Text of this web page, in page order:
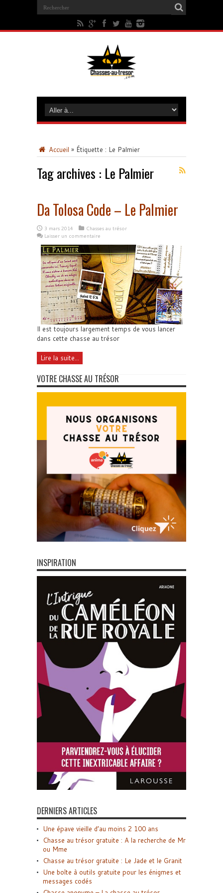
Accueil » Étiquette : Le Palmier
Tag archives : Le Palmier
Da Tolosa Code – Le Palmier
3 mars 2014
Chasses au trésor
Laisser un commentaire
Il est toujours largement temps de vous lancer
dans cette chasse au trésor
Lire la suite...
VOTRE CHASSE AU TRÉSOR
INSPIRATION
DERNIERS ARTICLES
Une épave vieille d’au moins 2 100 ans
Chasse au trésor gratuite : A la recherche de Mr
ou Mme
Chasse au trésor gratuite : Le Jade et le Granit
Une boîte à outils gratuite pour les énigmes et
messages codés